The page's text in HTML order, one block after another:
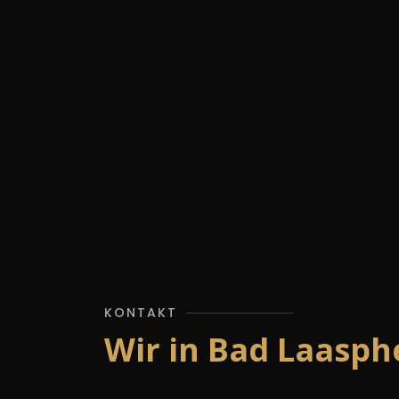
KONTAKT
Wir in Bad